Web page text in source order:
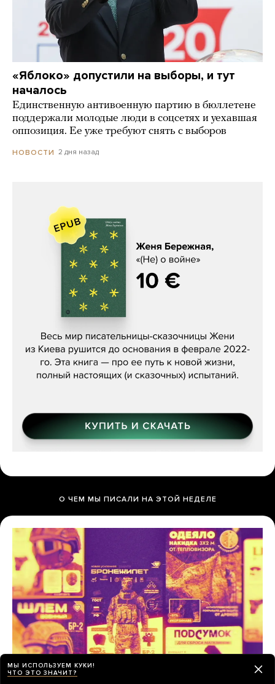
«Яблоко» допустили на выборы, и тут
началось
Единственную антивоенную партию в бюллетене
поддержали молодые люди в соцсетях и уехавшая
оппозиция. Ее уже требуют снять с выборов
НОВОСТИ 2 дня назад
Женя Бережная, «(Не) о войне»
О ЧЕМ МЫ ПИСАЛИ НА ЭТОЙ НЕДЕЛЕ
МЫ ИСПОЛЬЗУЕМ КУКИ!
ЧТО ЭТО ЗНАЧИТ?